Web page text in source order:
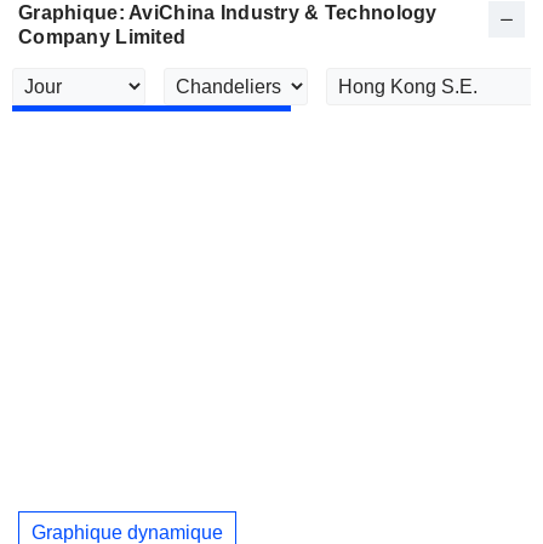
Graphique: AviChina Industry & Technology
Company Limited
Graphique dynamique